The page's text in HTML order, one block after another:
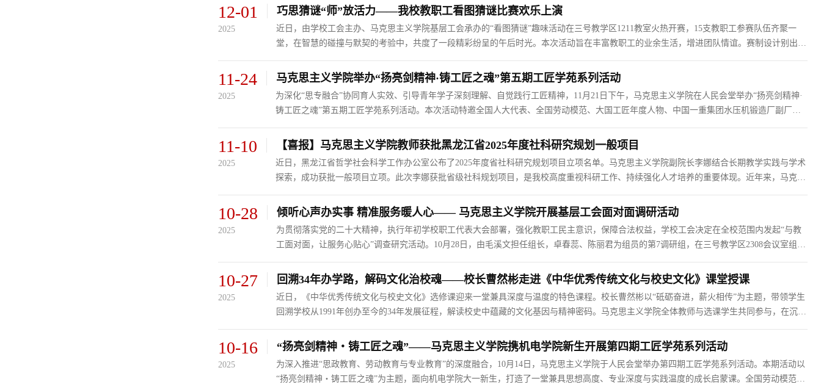
精准把握社会需求与...
12-01
2025
巧思猜谜“师”放活力——我校教职工看图猜谜比赛欢乐上演
近日，由学校工会主办、马克思主义学院基层工会承办的“看图猜谜”趣味活动在三号教学区​1211教室火热开赛，15支教职工参赛队伍齐聚一
堂，在智慧的碰撞与默契的考验中，共度了一段精彩纷呈的午后时光。本次活动旨在丰富教职工的业余生活，增进团队情谊。赛制设计别出心
生的图片，既是成语内...
11-24
2025
马克思主义学院举办“扬亮剑精神·铸工匠之魂”第五期工匠学苑系列活动
为深化“思专融合”协同育人实效、引导青年学子深刻理解、自觉践行工匠精神，11月21日下午，马克思主义学院在人民会堂举办“扬亮剑精神·
铸工匠之魂”第五期工匠学苑系列活动。本次活动特邀全国人大代表、全国劳动模范、大国工匠年度人物、中国一重集团水压机锻造厂副厂长
学生共同聆听了讲座...
11-10
2025
【喜报】马克思主义学院教师获批黑龙江省2025年度社科研究规划一般项目
近日，黑龙江省哲学社会科学工作办公室公布了2025年度省社科研究规划项目立项名单。马克思主义学院副院长李娜结合长期教学实践与学术
探索，成功获批一般项目立项。此次李娜获批省级社科规划项目，是我校高度重视科研工作、持续强化人才培养的重要体现。近年来，马克思
导，传承学术经验、助力科...
10-28
2025
倾听心声办实事 精准服务暖人心​—— 马克思主义学院开展基层工会面对面调研活动
为贯彻落实党的二十大精神，执行年初学校职工代表大会部署，强化教职工民主意识，保障合法权益，学校工会决定在全校范围内发起“与教
工面对面，让服务心贴心”调查研究活动。10月28日，由毛溪文担任组长，卓春蕊、陈丽君为组员的第7调研组，在三号教学区2308会议室组织
核心问题敞开心扉，提出20...
10-27
2025
回溯34年办学路，解码文化治校魂——校长曹然彬走进《中华优秀传统文化与校史文化》课堂授课
近日，《中华优秀传统文化与校史文化》选修课迎来一堂兼具深度与温度的特色课程。校长曹然彬以“砥砺奋进，薪火相传”为主题，带领学生
回溯学校从1991年创办至今的34年发展征程，解读校史中蕴藏的文化基因与精神密码。马克思主义学院全体教师与选课学生共同参与，在沉浸
历程，阐述办学特色，讲...
10-16
2025
“扬亮剑精神・铸工匠之魂”——马克思主义学院携机电学院新生开展第四期工匠学苑系列活动
为深入推进“思政教育、劳动教育与专业教育”的深度融合，10月14日，马克思主义学院于人民会堂举办第四期工匠学苑系列活动。本期活动以
“扬亮剑精神・铸工匠之魂”为主题，面向机电学院大一新生，打造了一堂兼具思想高度、专业深度与实践温度的成长启蒙课。全国劳动模范、